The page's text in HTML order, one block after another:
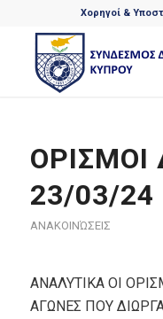
Χορηγοί &
ΟΡΙΣΜΟΙ
23/03/24
ΑΝΑΚΟΙΝΏΣΕΙΣ
ΑΝΑΛΥΤΙΚΑ ΟΙ
ΑΓΩΝΕΣ ΠΟΥ